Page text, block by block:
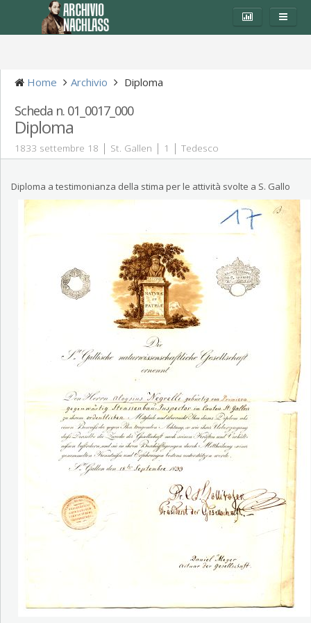
Home Archivio Diploma
Scheda n. 01_0017_000
Diploma
1833 settembre 18 | St. Gallen | 1 | Tedesco
Diploma a testimonianza della stima per le attività svolte a S. Gallo